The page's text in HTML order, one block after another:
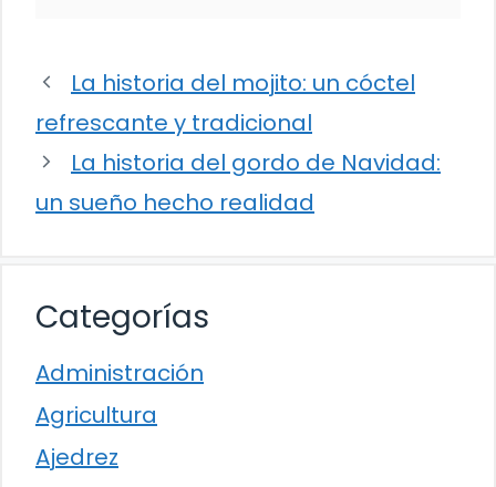
La historia del mojito: un cóctel
refrescante y tradicional
La historia del gordo de Navidad:
un sueño hecho realidad
Categorías
Administración
Agricultura
Ajedrez